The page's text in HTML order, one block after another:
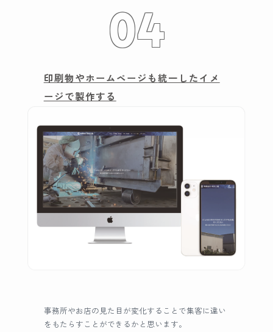
04
印刷物やホームページも 統一したイメ
ージで製作する
事務所やお店の見た目が変化することで集客に違い
をもたらすことができるかと思います。